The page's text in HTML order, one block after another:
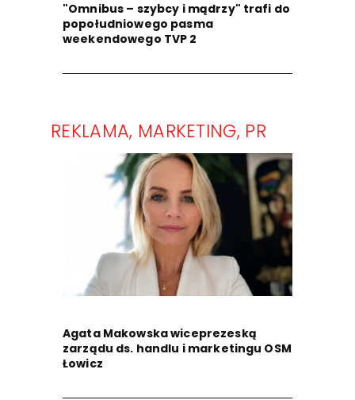
"Omnibus – szybcy i mądrzy" trafi do
popołudniowego pasma
weekendowego TVP 2
REKLAMA, MARKETING, PR
Agata Makowska wiceprezeską
zarządu ds. handlu i marketingu OSM
Łowicz